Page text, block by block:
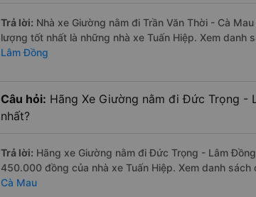
Trả lời: Nhà xe Giường nằm đi Trần Văn Thời - Cà
lượng tốt nhất là những nhà xe Tuấn Hiệp. Xem danh
Lâm Đồng
Câu hỏi: Hãng Xe Giường nằm đi Đức Trọng -
nhất?
Trả lời: Hãng xe Giường nằm đi Đức Trọng - Lâm
450.000 đồng của nhà xe Tuấn Hiệp. Xem danh sách
Cà Mau